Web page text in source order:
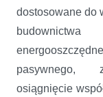
dostosowane do
budownictwa
pasywnego,
osiągnięcie